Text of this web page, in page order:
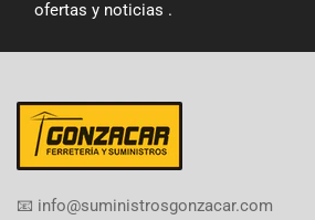
ofertas y noticias .
​📧​ info@suministrosgonzacar.com